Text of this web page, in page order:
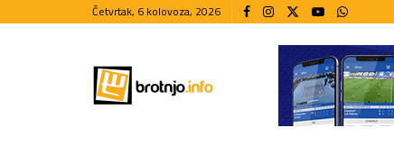
Četvrtak, 6 kolovoza, 2026